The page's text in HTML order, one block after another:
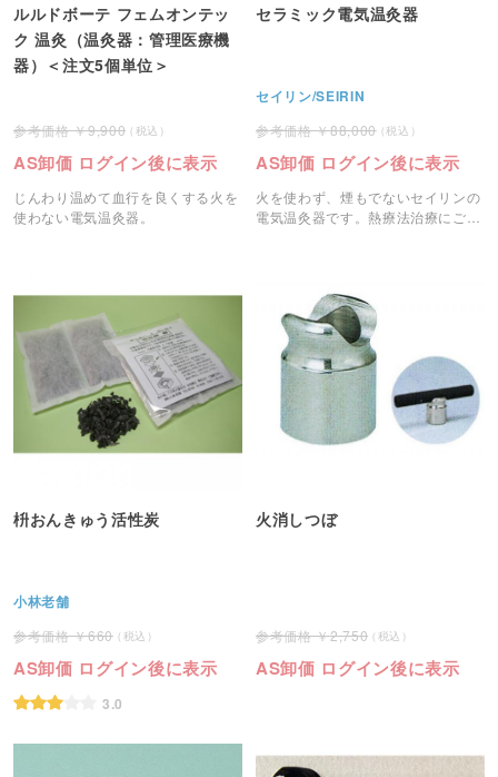
ルルドボーテ フェムオンテッ
ク 温灸（温灸器：管理医療機
器）＜注文5個単位＞
9,900
AS卸価 ログイン後に表示
じんわり温めて血行を良くする火を
使わない電気温灸器。
セラミック電気温灸器
セイリン/SEIRIN
88,000
AS卸価 ログイン後に表示
火を使わず、煙もでないセイリンの
電気温灸器です。熱療法治療にご使
枡おんきゅう活性炭
小林老舗
660
AS卸価 ログイン後に表示
3.0
火消しつぼ
2,750
AS卸価 ログイン後に表示